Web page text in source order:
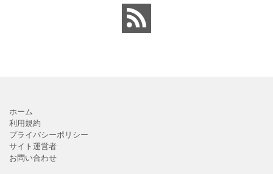
ホーム
利用規約
プライバシーポリシー
サイト運営者
お問い合わせ